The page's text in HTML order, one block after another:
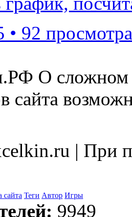
• 92 просмотра
О сложном
сайта
| При
сайта Теги Автор Игры
9949